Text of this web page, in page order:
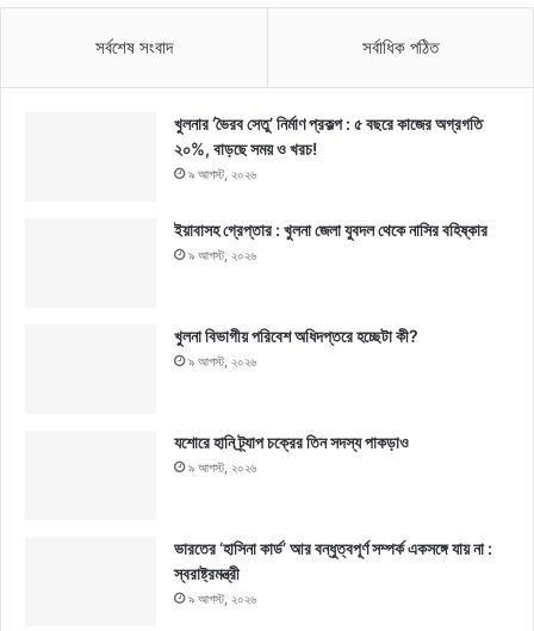
সর্বশেষ সংবাদ সর্বাধিক পঠিত
খুলনার ‘ভৈরব সেতু’ নির্মাণ প্রকল্প : ৫ বছরে কাজের অগ্রগতি
২০%, বাড়ছে সময় ও খরচ!
৯ আগস্ট, ২০২৬
ইয়াবাসহ গ্রেপ্তার : খুলনা জেলা যুবদল থেকে নাসির বহিষ্কার
৯ আগস্ট, ২০২৬
খুলনা বিভাগীয় পরিবেশ অধিদপ্তরে হচ্ছেটা কী?
৯ আগস্ট, ২০২৬
যশোরে হানি ট্র্যাপ চক্রের তিন সদস্য পাকড়াও
৯ আগস্ট, ২০২৬
ভারতের ‘হাসিনা কার্ড’ আর বন্ধুত্বপূর্ণ সম্পর্ক একসঙ্গে যায় না :
স্বরাষ্ট্রমন্ত্রী
৯ আগস্ট, ২০২৬